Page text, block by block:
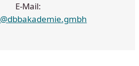
E-Mail: